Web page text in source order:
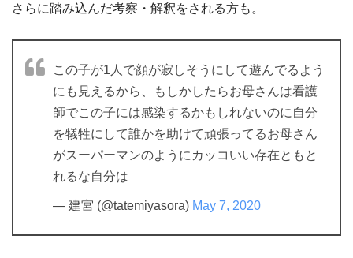
さらに踏み込んだ考察・解釈をされる方も。
この子が1人で顔が寂しそうにして遊んでるよう
にも見えるから、もしかしたらお母さんは看護
師でこの子には感染するかもしれないのに自分
を犠牲にして誰かを助けて頑張ってるお母さん
がスーパーマンのようにカッコいい存在ともと
れるな自分は
— 建宮 (@tatemiyasora) May 7, 2020